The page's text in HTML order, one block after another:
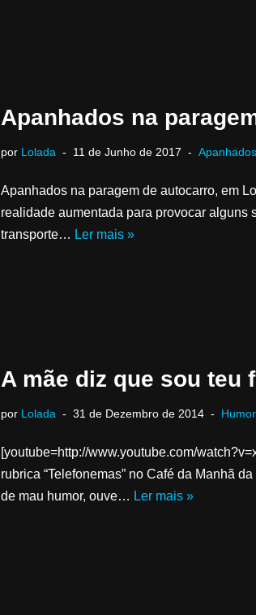
Apanhados na
por Lolada 11 de Junho de 2017 Apanhados
Apanhados na paragem de autocarro, em
realidade aumentada para provocar alguns
transporte… Ler mais »
A mãe diz que sou teu
por Lolada 31 de Dezembro de 2014 Humor
[youtube=http://www.youtube.com/
rubrica “Telefonemas” no Café da Manhã
de mau humor, ouve… Ler mais »